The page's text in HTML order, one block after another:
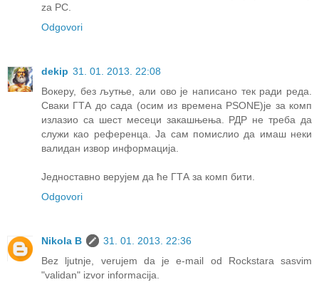
za PC.
Odgovori
dekip 31. 01. 2013. 22:08
Вокеру, без љутње, али ово је написано тек ради реда.
Сваки ГТА до сада (осим из времена PSONE)је за комп
излазио са шест месеци закашњења. РДР не треба да
служи као референца. Ја сам помислио да имаш неки
валидан извор информација.
Једноставно верујем да ће ГТА за комп бити.
Odgovori
Nikola B
31. 01. 2013. 22:36
Bez ljutnje, verujem da je e-mail od Rockstara sasvim
"validan" izvor informacija.